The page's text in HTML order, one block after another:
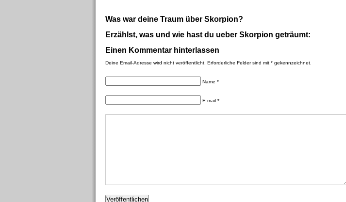
Was war deine Traum über Skorpion?
Erzählst, was und wie hast du ueber Skorpion geträumt:
Einen Kommentar hinterlassen
Deine Email-Adresse wird nicht veröffentlicht. Erforderliche Felder sind mit * gekennzeichnet.
Name *
E-mail *